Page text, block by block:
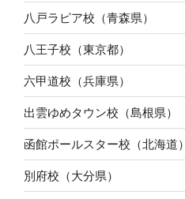
八戸ラピア校（青森県）
八王子校（東京都）
六甲道校（兵庫県）
出雲ゆめタウン校（島根県）
函館ポールスター校（北海道）
別府校（大分県）